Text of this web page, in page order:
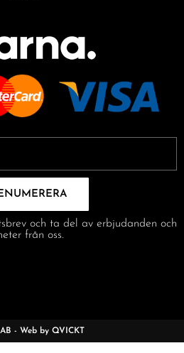
och ta del av erbjudanden och
från oss.
- Web by QVICKT